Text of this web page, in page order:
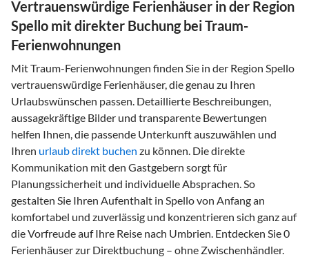
Vertrauenswürdige Ferienhäuser in der Region
Spello mit direkter Buchung bei Traum-
Ferienwohnungen
Mit Traum-Ferienwohnungen finden Sie in der Region Spello
vertrauenswürdige Ferienhäuser, die genau zu Ihren
Urlaubswünschen passen. Detaillierte Beschreibungen,
aussagekräftige Bilder und transparente Bewertungen
helfen Ihnen, die passende Unterkunft auszuwählen und
Ihren urlaub direkt buchen zu können. Die direkte
Kommunikation mit den Gastgebern sorgt für
Planungssicherheit und individuelle Absprachen. So
gestalten Sie Ihren Aufenthalt in Spello von Anfang an
komfortabel und zuverlässig und konzentrieren sich ganz auf
die Vorfreude auf Ihre Reise nach Umbrien. Entdecken Sie 0
Ferienhäuser zur Direktbuchung – ohne Zwischenhändler.